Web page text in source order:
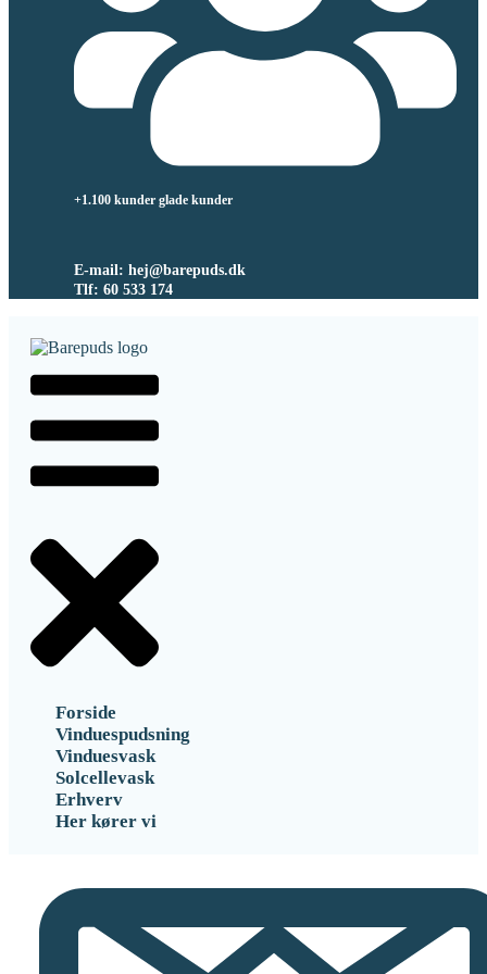
+1.100 kunder glade kunder
E-mail: hej@barepuds.dk
Tlf: 60 533 174
Forside
Vinduespudsning
Vinduesvask
Solcellevask
Erhverv
Her kører vi